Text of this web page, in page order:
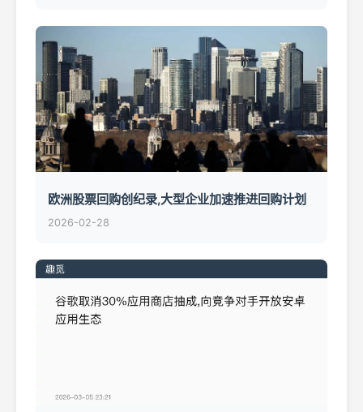
欧洲股票回购创纪录,大型企业加速推进回购计划
2026-02-28